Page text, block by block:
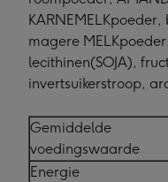
magere
lecithinen(SOJA),
invertsuikerstroop,
Gemiddelde
voedingswaarde
Energie